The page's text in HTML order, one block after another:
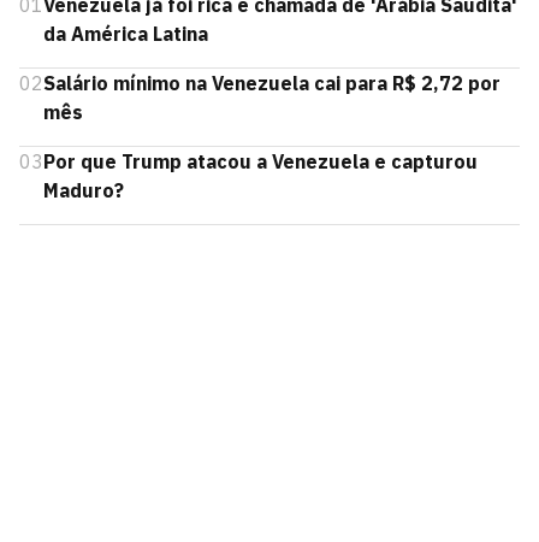
01Venezuela já foi rica e chamada de 'Arábia Saudita'
da América Latina
02Salário mínimo na Venezuela cai para R$ 2,72 por
mês
03Por que Trump atacou a Venezuela e capturou
Maduro?